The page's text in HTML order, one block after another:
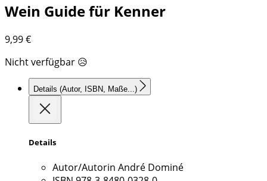
Wein Guide für Kenner
9,99€
Nicht verfügbar 😥
Details (Autor, ISBN, Maße...)
Details
Autor/Autorin André Dominé